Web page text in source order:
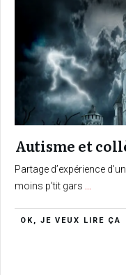
Autisme et
Partage d’expérience
moins p’tit gars ...
OK, JE VEUX LIRE ÇA